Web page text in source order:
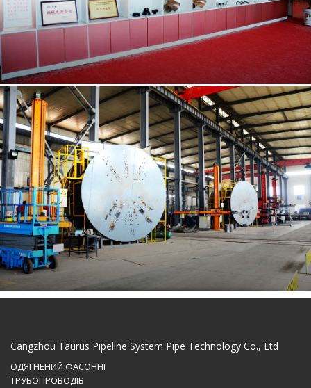
Cangzhou Taurus Pipeline System Pipe Technology Co., Ltd
ОДЯГНЕНИЙ ФАСОННІ
ТРУБОПРОВОДІВ